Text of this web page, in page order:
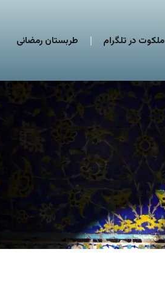
ملکوت در تلگرام طربستان رمضانی